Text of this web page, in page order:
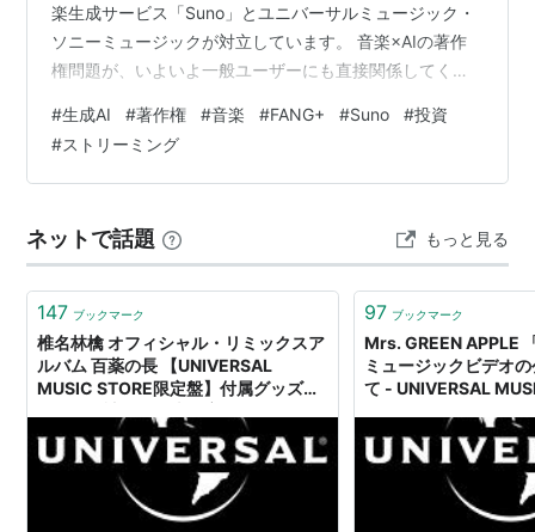
楽生成サービス「Suno」とユニバーサルミュージック・
ソニーミュージックが対立しています。 音楽×AIの著作
権問題が、いよいよ一般ユーザーにも直接関係してくる
#生成AI #著作権 #音楽 #FANG+ #Suno #投資
#ストリーミング
ネットで話題 もっと見る
147 ブックマーク
椎名林檎 オフィシャル・リミックスア
ルバム 百薬の長 【UNIVERSAL
MUSIC STORE限定盤】付属グッズに
UNIVERSAL MUSIC JAPAN
97 ブックマーク
Mrs. GREEN APPLE
ミュージックビデオ
て - UNIVERSAL